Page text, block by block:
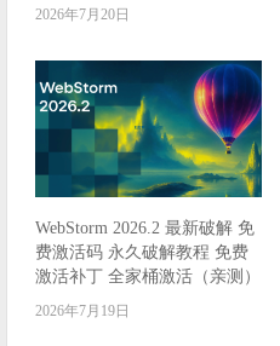
2026年7月20日
WebStorm 2026.2 最新破解 免
费激活码 永久破解教程 免费
激活补丁 全家桶激活（亲测）
2026年7月19日